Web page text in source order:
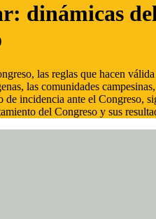
dinámicas
las reglas que hacen
las comunidades
de incidencia ante el
del Congreso y sus